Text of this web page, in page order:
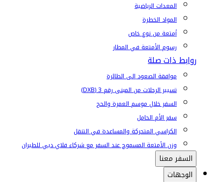
المعدات الرياضية
المواد الخطرة
أمتعة من نوع خاص
رسوم الأمتعة في المطار
روابط ذات صلة
موافقة الصعود إلى الطائرة
تسيير الرحلات من المبنى رقم 3 (DXB)
السفر خلال موسم العمرة والحج
سفر الأم الحامل
الكراسي المتحركة والمساعدة في التنقل
وزن الأمتعة المسموح عند السفر مع شركاء فلاي دبي للطيران
السفر معنا
الوجهات